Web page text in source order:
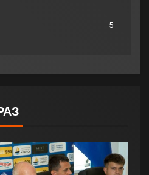
5